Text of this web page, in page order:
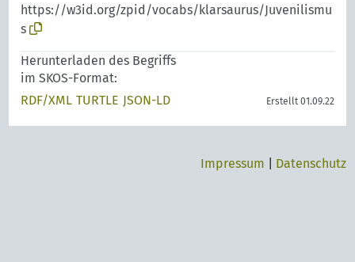
https://w3id.org/zpid/vocabs/klarsaurus/Juvenilismu
s
Herunterladen des Begriffs
im SKOS-Format:
RDF/XML TURTLE JSON-LD Erstellt 01.09.22
Impressum Datenschutz